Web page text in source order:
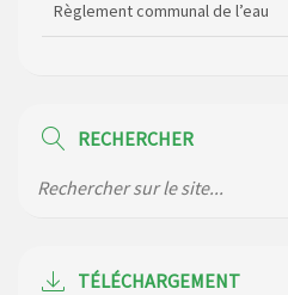
Règlement communal de l’eau
de la gendarmerie
RECHERCHER
TÉLÉCHARGEMENT